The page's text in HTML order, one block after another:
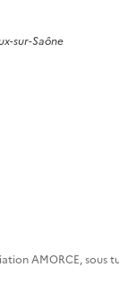
sur-Saône
AMORCE,